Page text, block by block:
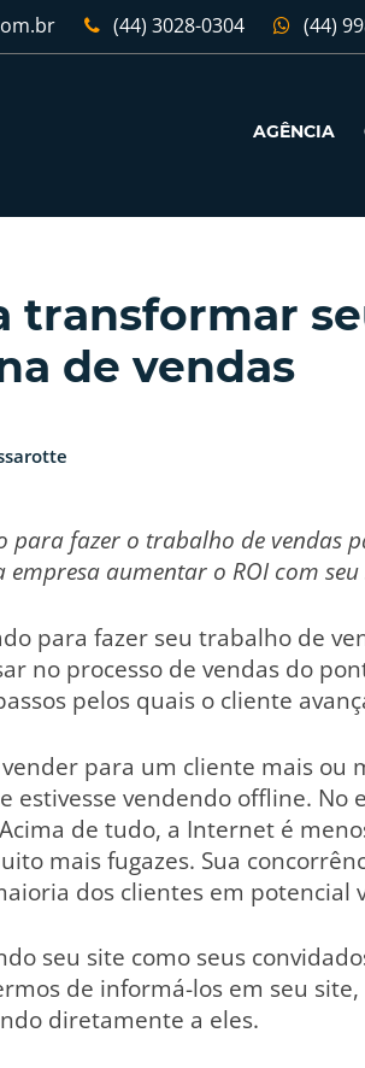
(44) 3028-0304 (44)
AGÊNCIA
transformar
de vendas
para fazer o trabalho de vendas
aumentar o ROI com seu
para fazer seu trabalho de
no processo de vendas do
pelos quais o cliente
para um cliente mais ou
estivesse vendendo offline. No
de tudo, a Internet é
mais fugazes. Sua
dos clientes em potencial
seu site como seus
de informá-los em seu
diretamente a eles.